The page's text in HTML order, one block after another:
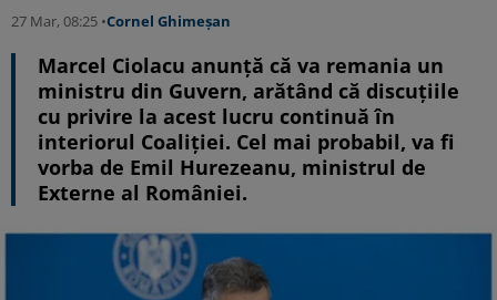
27 Mar, 08:25 •Cornel Ghimeșan
Marcel Ciolacu anunță că va remania un
ministru din Guvern, arătând că discuțiile
cu privire la acest lucru continuă în
interiorul Coaliției. Cel mai probabil, va fi
vorba de Emil Hurezeanu, ministrul de
Externe al României.